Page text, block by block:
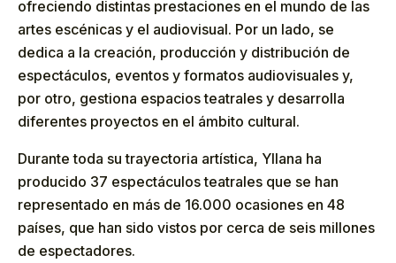
ofreciendo distintas prestaciones en el mundo de las
artes escénicas y el audiovisual. Por un lado, se
dedica a la creación, producción y distribución de
espectáculos, eventos y formatos audiovisuales y,
por otro, gestiona espacios teatrales y desarrolla
diferentes proyectos en el ámbito cultural.
Durante toda su trayectoria artística, Yllana ha
producido 37 espectáculos teatrales que se han
representado en más de 16.000 ocasiones en 48
países, que han sido vistos por cerca de seis millones
de espectadores.